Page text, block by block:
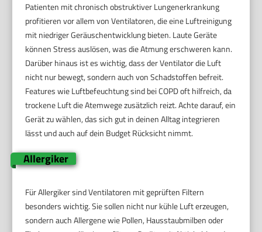
Patienten mit chronisch obstruktiver Lungenerkrankung
profitieren vor allem von Ventilatoren, die eine Luftreinigung
mit niedriger Geräuschentwicklung bieten. Laute Geräte
können Stress auslösen, was die Atmung erschweren kann.
Darüber hinaus ist es wichtig, dass der Ventilator die Luft
nicht nur bewegt, sondern auch von Schadstoffen befreit.
Features wie Luftbefeuchtung sind bei COPD oft hilfreich, da
trockene Luft die Atemwege zusätzlich reizt. Achte darauf, ein
Gerät zu wählen, das sich gut in deinen Alltag integrieren
lässt und auch auf dein Budget Rücksicht nimmt.
Allergiker
Für Allergiker sind Ventilatoren mit geprüften Filtern
besonders wichtig. Sie sollen nicht nur kühle Luft erzeugen,
sondern auch Allergene wie Pollen, Hausstaubmilben oder